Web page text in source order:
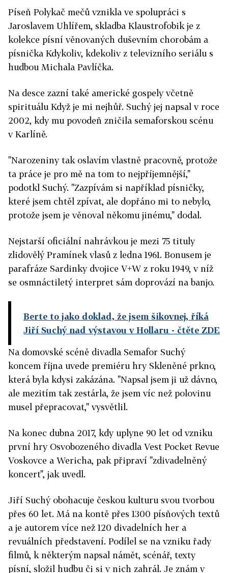
Píseň Polykač mečů vznikla ve spolupráci s
Jaroslavem Uhlířem, skladba Klaustrofobik je z
kolekce písní věnovaných duševním chorobám a
písnička Kdykoliv, kdekoliv z televizního seriálu s
hudbou Michala Pavlíčka.
Na desce zazní také americké gospely včetně
spirituálu Když je mi nejhůř. Suchý jej napsal v roce
2002, kdy mu povodeň zničila semaforskou scénu
v Karlíně.
"Narozeniny tak oslavím vlastně pracovně, protože
ta práce je pro mě na tom to nejpříjemnější,"
podotkl Suchý. "Zazpívám si například písničky,
které jsem chtěl zpívat, ale dopřáno mi to nebylo,
protože jsem je věnoval někomu jinému," dodal.
Nejstarší oficiální nahrávkou je mezi 75 tituly
zlidovělý Pramínek vlasů z ledna 1961. Bonusem je
parafráze Sardinky dvojice V+W z roku 1949, v níž
se osmnáctiletý interpret sám doprovází na banjo.
Berte to jako doklad, že jsem šikovnej, říká
Jiří Suchý nad výstavou v Hollaru - čtěte ZDE
Na domovské scéně divadla Semafor Suchý
koncem října uvede premiéru hry Skleněné prkno,
která byla kdysi zakázána. "Napsal jsem ji už dávno,
ale mezitím tak zestárla, že jsem víc než polovinu
musel přepracovat," vysvětlil.
Na konec dubna 2017, kdy uplyne 90 let od vzniku
první hry Osvobozeného divadla Vest Pocket Revue
Voskovce a Wericha, pak připraví "zdivadelněný
koncert", jak uvedl.
Jiří Suchý obohacuje českou kulturu svou tvorbou
přes 60 let. Má na kontě přes 1300 písňových textů
a je autorem více než 120 divadelních her a
revuálních představení. Podílel se na vzniku řady
filmů, k některým napsal námět, scénář, texty
písní, složil hudbu či si v nich zahrál. Je znám v